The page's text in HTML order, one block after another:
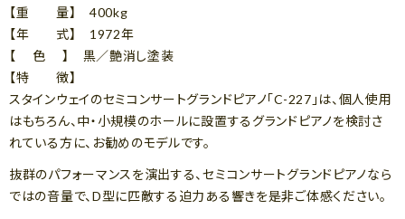
【重 量】 400kg
【年 式】 1972年
【 色 】 黒／艶消し塗装
【特 徴】
スタインウェイのセミコンサートグランドピアノ「C-227」は、個人使用
はもちろん、中・小規模のホールに設置するグランドピアノを検討さ
れている方に、お勧めのモデルです。
抜群のパフォーマンスを演出する、セミコンサートグランドピアノなら
ではの音量で、D型に匹敵する迫力ある響きを是非ご体感ください。